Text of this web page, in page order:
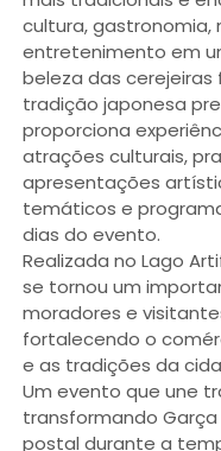
cultura, gastronomia,
entretenimento em
beleza das cerejeiras
tradição japonesa
proporciona
atrações culturais,
apresentações
temáticos e
dias do evento.
Realizada no Lago
se tornou um
moradores e
fortalecendo o
e as tradições da
Um evento que une
transformando
postal durante a